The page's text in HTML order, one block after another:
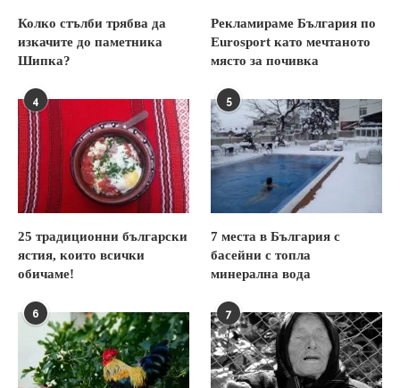
Колко стълби трябва да
изкачите до паметника
Шипка?
Рекламираме България по
Eurosport като мечтаното
място за почивка
4
25 традиционни български
ястия, които всички
обичаме!
5
7 места в България с
басейни с топла
минерална вода
6 7